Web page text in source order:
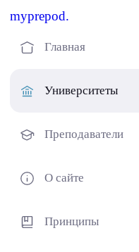
myprepod.
Главная
Университеты
Преподаватели
О сайте
Принципы